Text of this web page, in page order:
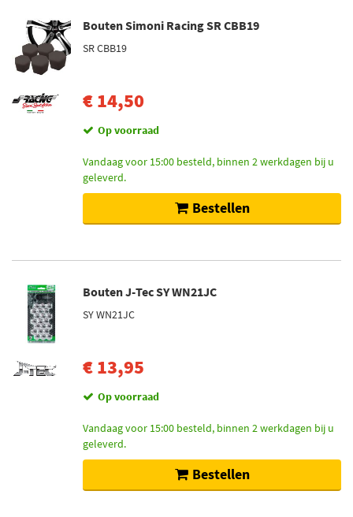
Bouten Simoni Racing SR CBB19
SR CBB19
€ 14,50
Op voorraad
Vandaag voor 15:00 besteld, binnen 2 werkdagen bij u
geleverd.
Bestellen
Bouten J-Tec SY WN21JC
SY WN21JC
€ 13,95
Op voorraad
Vandaag voor 15:00 besteld, binnen 2 werkdagen bij u
geleverd.
Bestellen